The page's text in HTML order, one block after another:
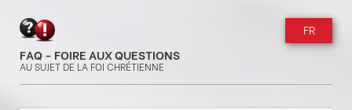
FAQ - FOIRE AUX QUESTIONS
AU SUJET DE LA FOI CHRÉTIENNE
FR